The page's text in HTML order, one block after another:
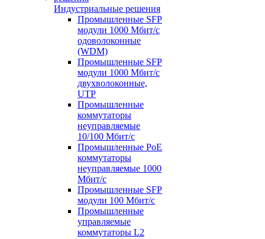
Индустриальные решения
Промышленные SFP
модули 1000 Мбит/c
одоволоконные
(WDM)
Промышленные SFP
модули 1000 Мбит/c
двухволоконные,
UTP
Промышленные
коммутаторы
неуправляемые
10/100 Мбит/с
Промышленные PoE
коммутаторы
неуправляемые 1000
Мбит/с
Промышленные SFP
модули 100 Мбит/c
Промышленные
управляемые
коммутаторы L2